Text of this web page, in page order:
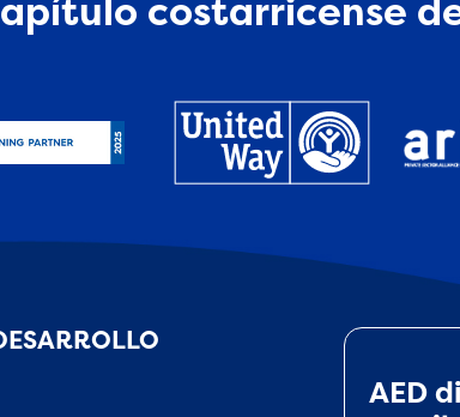
costarricense
AED